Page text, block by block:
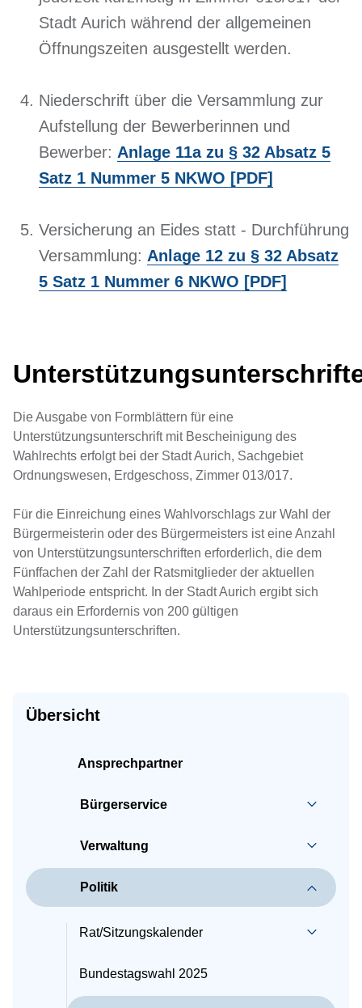
Stadt Aurich während der allgemeinen
Öffnungszeiten ausgestellt werden.
Niederschrift über die Versammlung zur
Aufstellung der Bewerberinnen und
Bewerber: Anlage 11a zu § 32 Absatz 5
Satz 1 Nummer 5 NKWO [PDF]
Versicherung an Eides statt - Durchführung
Versammlung: Anlage 12 zu § 32 Absatz
5 Satz 1 Nummer 6 NKWO [PDF]
Die Ausgabe von Formblättern für eine
Unterstützungsunterschrift mit Bescheinigung des
Wahlrechts erfolgt bei der Stadt Aurich, Sachgebiet
Ordnungswesen, Erdgeschoss, Zimmer 013/017.
Für die Einreichung eines Wahlvorschlags zur Wahl der
Bürgermeisterin oder des Bürgermeisters ist eine Anzahl
von Unterstützungsunterschriften erforderlich, die dem
Fünffachen der Zahl der Ratsmitglieder der aktuellen
Wahlperiode entspricht. In der Stadt Aurich ergibt sich
daraus ein Erfordernis von 200 gültigen
Unterstützungsunterschriften.
Übersicht
Ansprechpartner
Bürgerservice
Verwaltung
Politik
Rat/Sitzungskalender
Bundestagswahl 2025